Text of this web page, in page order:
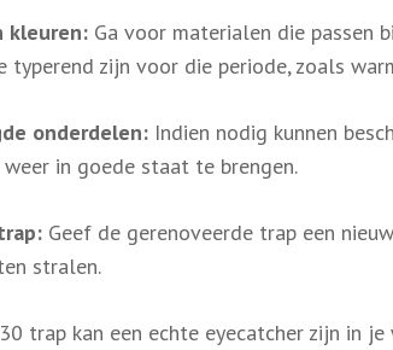
kleuren: Ga voor materialen die passen
typerend zijn voor die periode, zoals
onderdelen: Indien nodig kunnen
in goede staat te brengen.
Geef de gerenoveerde trap een
stralen.
trap kan een echte eyecatcher zijn in